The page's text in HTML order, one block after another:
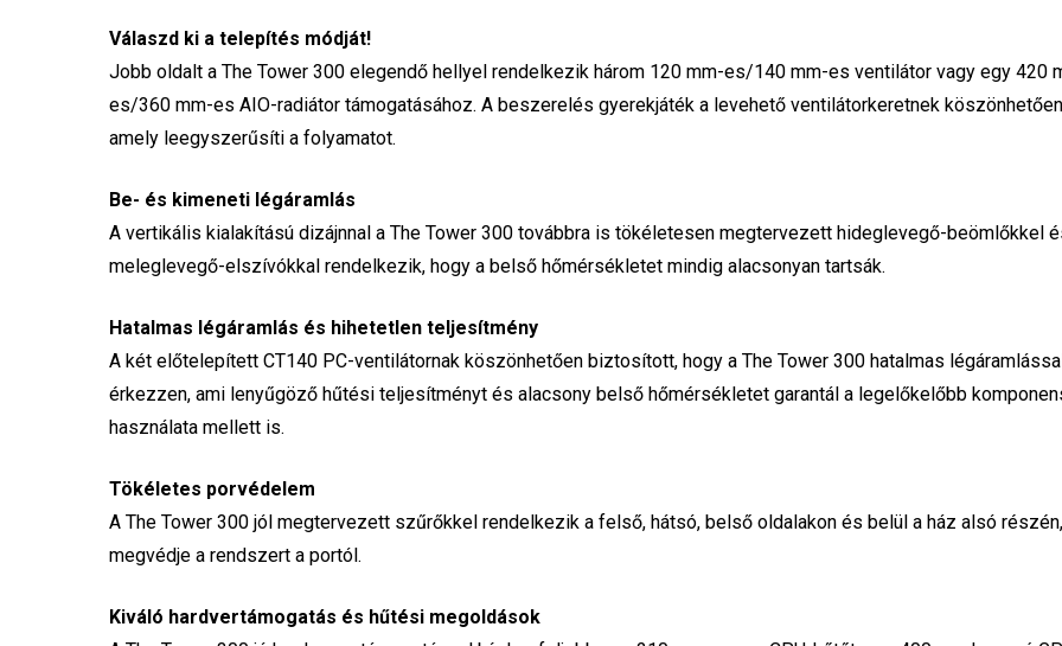
Válaszd ki a telepítés módját!
Jobb oldalt a The Tower 300 elegendő hellyel rendelkezik három 120 mm-es/140 mm-es ventilátor vagy egy 420
es/360 mm-es AIO-radiátor támogatásához. A beszerelés gyerekjáték a levehető ventilátorkeretnek
amely leegyszerűsíti a folyamatot.
Be- és kimeneti légáramlás
A vertikális kialakítású dizájnnal a The Tower 300 továbbra is tökéletesen megtervezett hideglevegő-beömlőkkel
meleglevegő-elszívókkal rendelkezik, hogy a belső hőmérsékletet mindig alacsonyan tartsák.
Hatalmas légáramlás és hihetetlen teljesítmény
A két előtelepített CT140 PC-ventilátornak köszönhetően biztosított, hogy a The Tower 300 hatalmas légáramlással
érkezzen, ami lenyűgöző hűtési teljesítményt és alacsony belső hőmérsékletet garantál a legelőkelőbb
használata mellett is.
Tökéletes porvédelem
A The Tower 300 jól megtervezett szűrőkkel rendelkezik a felső, hátsó, belső oldalakon és belül a ház alsó
megvédje a rendszert a portól.
Kiváló hardvertámogatás és hűtési megoldások